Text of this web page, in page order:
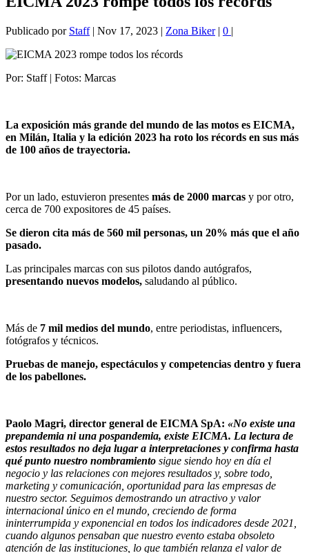
Publicado por Staff| Nov 17, 2023 | Zona Biker| 0 |
Por: Staff | Fotos: Marcas
La exposición más grande del mundo de las motos es EICMA,
en Milán, Italia y la edición 2023 ha roto los récords en sus más
de 100 años de trayectoria.
Por un lado, estuvieron presentes más de 2000 marcas y por otro,
cerca de 700 expositores de 45 países.
Se dieron cita más de 560 mil personas, un 20% más que el año
pasado.
Las principales marcas con sus pilotos dando autógrafos,
presentando nuevos modelos, saludando al público.
Más de 7 mil medios del mundo, entre periodistas, influencers,
fotógrafos y técnicos.
Pruebas de manejo, espectáculos y competencias dentro y fuera
de los pabellones.
Paolo Magri, director general de EICMA SpA: «No existe una
prepandemia ni una pospandemia, existe EICMA. La lectura de
estos resultados no deja lugar a interpretaciones y confirma hasta
qué punto nuestro nombramiento sigue siendo hoy en día el
negocio y las relaciones con mejores resultados y, sobre todo,
marketing y comunicación, oportunidad para las empresas de
nuestro sector. Seguimos demostrando un atractivo y valor
internacional único en el mundo, creciendo de forma
ininterrumpida y exponencial en todos los indicadores desde 2021,
cuando algunos pensaban que nuestro evento estaba obsoleto
atención de las instituciones, lo que también relanza el valor de